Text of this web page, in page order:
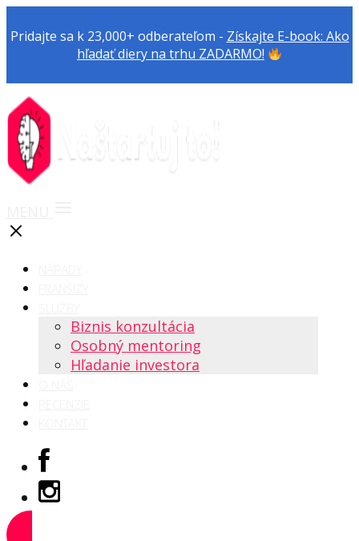
Pridajte sa k 23,000+ odberateľom - Získajte E-book: Ako
hľadať diery na trhu ZADARMO!
Biznis konzultácia
Osobný mentoring
Hľadanie investora